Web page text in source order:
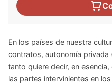
En los países de nuestra
contratos, autonomía
tanto quiere decir, en
las partes intervinientes en